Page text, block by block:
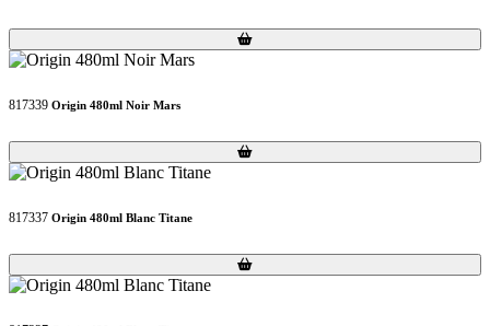
Loading...
Loading...
817339 Origin 480ml Noir Mars
Loading...
Loading...
817337 Origin 480ml Blanc Titane
Loading...
Loading...